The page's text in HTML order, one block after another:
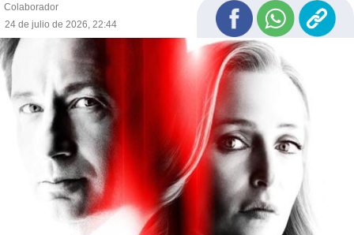
Colaborador
24 de julio de 2026, 22:44